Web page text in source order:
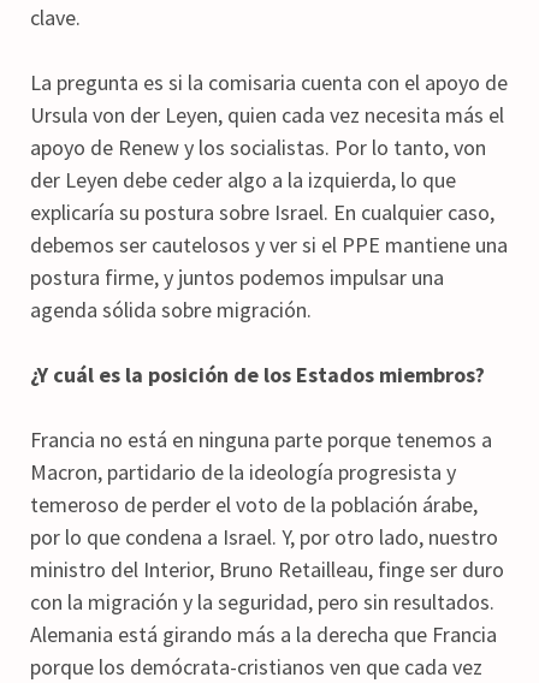
clave.
La pregunta es si la comisaria cuenta con el apoyo de
Ursula von der Leyen, quien cada vez necesita más el
apoyo de Renew y los socialistas. Por lo tanto, von
der Leyen debe ceder algo a la izquierda, lo que
explicaría su postura sobre Israel. En cualquier caso,
debemos ser cautelosos y ver si el PPE mantiene una
postura firme, y juntos podemos impulsar una
agenda sólida sobre migración.
¿Y cuál es la posición de los Estados miembros?
Francia no está en ninguna parte porque tenemos a
Macron, partidario de la ideología progresista y
temeroso de perder el voto de la población árabe,
por lo que condena a Israel. Y, por otro lado, nuestro
ministro del Interior, Bruno Retailleau, finge ser duro
con la migración y la seguridad, pero sin resultados.
Alemania está girando más a la derecha que Francia
porque los demócrata-cristianos ven que cada vez